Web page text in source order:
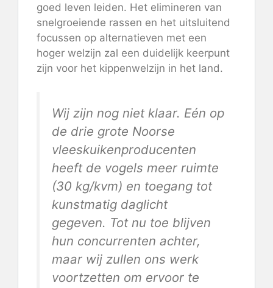
goed leven leiden. Het elimineren van
snelgroeiende rassen en het uitsluitend
focussen op alternatieven met een
hoger welzijn zal een duidelijk keerpunt
zijn voor het kippenwelzijn in het land.
Wij zijn nog niet klaar. Eén op
de drie grote Noorse
vleeskuikenproducenten
heeft de vogels meer ruimte
(30 kg/kvm) en toegang tot
kunstmatig daglicht
gegeven. Tot nu toe blijven
hun concurrenten achter,
maar wij zullen ons werk
voortzetten om ervoor te